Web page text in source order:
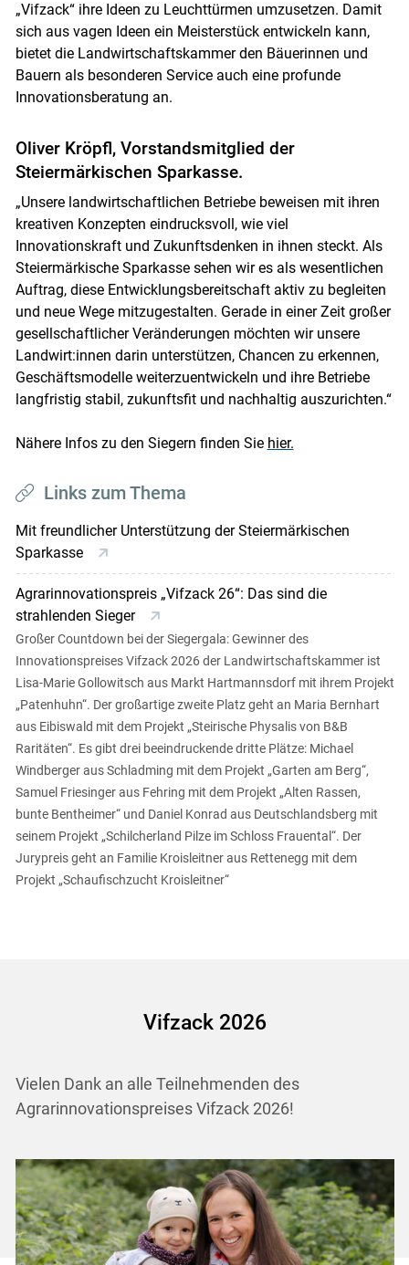
„Vifzack“ ihre Ideen zu Leuchttürmen umzusetzen. Damit
sich aus vagen Ideen ein Meisterstück entwickeln kann,
bietet die Landwirtschaftskammer den Bäuerinnen und
Bauern als besonderen Service auch eine profunde
Innovationsberatung an.
Oliver Kröpfl, Vorstandsmitglied der
Steiermärkischen Sparkasse.
„Unsere landwirtschaftlichen Betriebe beweisen mit ihren
kreativen Konzepten eindrucksvoll, wie viel
Innovationskraft und Zukunftsdenken in ihnen steckt. Als
Steiermärkische Sparkasse sehen wir es als wesentlichen
Auftrag, diese Entwicklungsbereitschaft aktiv zu begleiten
und neue Wege mitzugestalten. Gerade in einer Zeit großer
gesellschaftlicher Veränderungen möchten wir unsere
Landwirt:innen darin unterstützen, Chancen zu erkennen,
Geschäftsmodelle weiterzuentwickeln und ihre Betriebe
langfristig stabil, zukunftsfit und nachhaltig auszurichten.“
Nähere Infos zu den Siegern finden Sie hier.
Links zum Thema
Mit freundlicher Unterstützung der Steiermärkischen
Sparkasse
Agrarinnovationspreis „Vifzack 26“: Das sind die
strahlenden Sieger
Großer Countdown bei der Siegergala: Gewinner des
Innovationspreises Vifzack 2026 der Landwirtschaftskammer ist
Lisa-Marie Gollowitsch aus Markt Hartmannsdorf mit ihrem Projekt
„Patenhuhn“. Der großartige zweite Platz geht an Maria Bernhart
aus Eibiswald mit dem Projekt „Steirische Physalis von B&B
Raritäten“. Es gibt drei beeindruckende dritte Plätze: Michael
Windberger aus Schladming mit dem Projekt „Garten am Berg“,
Samuel Friesinger aus Fehring mit dem Projekt „Alten Rassen,
bunte Bentheimer“ und Daniel Konrad aus Deutschlandsberg mit
seinem Projekt „Schilcherland Pilze im Schloss Frauental“. Der
Jurypreis geht an Familie Kroisleitner aus Rettenegg mit dem
Projekt „Schaufischzucht Kroisleitner“
Vifzack 2026
Vielen Dank an alle Teilnehmenden des
Agrarinnovationspreises Vifzack 2026!